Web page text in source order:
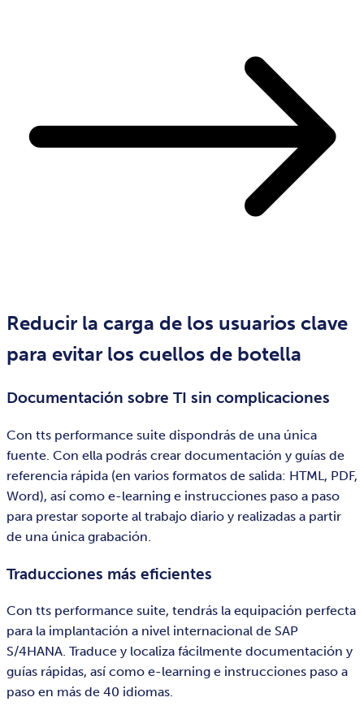
Reducir la carga de los usuarios clave
para evitar los cuellos de botella
Documentación sobre TI sin complicaciones
Con tts performance suite dispondrás de una única
fuente. Con ella podrás crear documentación y guías de
referencia rápida (en varios formatos de salida: HTML, PDF,
Word), así como e-learning e instrucciones paso a paso
para prestar soporte al trabajo diario y realizadas a partir
de una única grabación.
Traducciones más eficientes
Con tts performance suite, tendrás la equipación perfecta
para la implantación a nivel internacional de SAP
S/4HANA. Traduce y localiza fácilmente documentación y
guías rápidas, así como e-learning e instrucciones paso a
paso en más de 40 idiomas.